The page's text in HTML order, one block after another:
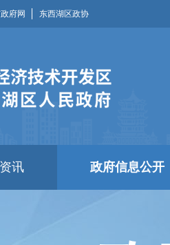
府网 东西湖区政协
讯 政府信息公开